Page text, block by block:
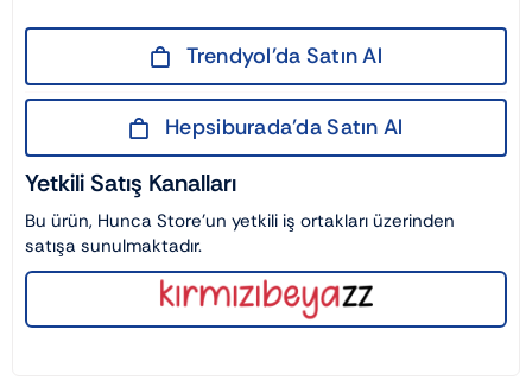
Trendyol’da Satın Al
Hepsiburada’da Satın Al
Yetkili Satış Kanalları
Bu ürün, Hunca Store’un yetkili iş ortakları üzerinden
satışa sunulmaktadır.